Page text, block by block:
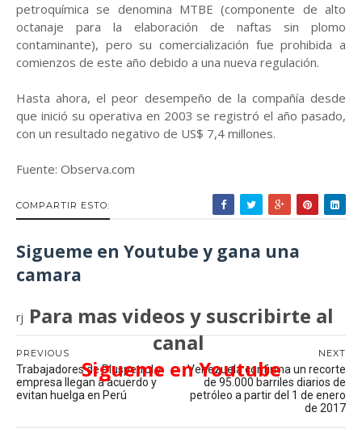
petroquímica se denomina MTBE (componente de alto
octanaje para la elaboración de naftas sin plomo
contaminante), pero su comercialización fue prohibida a
comienzos de este año debido a una nueva regulación.
Hasta ahora, el peor desempeño de la compañía desde
que inició su operativa en 2003 se registró el año pasado,
con un resultado negativo de US$ 7,4 millones.
Fuente: Observa.com
COMPARTIR ESTO:
Sigueme en Youtube y gana una
camara
Para mas videos y suscribirte al
canal
Sigueme en Youtube
rj
NEXT
Venezuela confirma un recorte
de 95.000 barriles diarios de
petróleo a partir del 1 de enero
de 2017
PREVIOUS
Trabajadores de Pluspetrol y
empresa llegan a acuerdo y
evitan huelga en Perú